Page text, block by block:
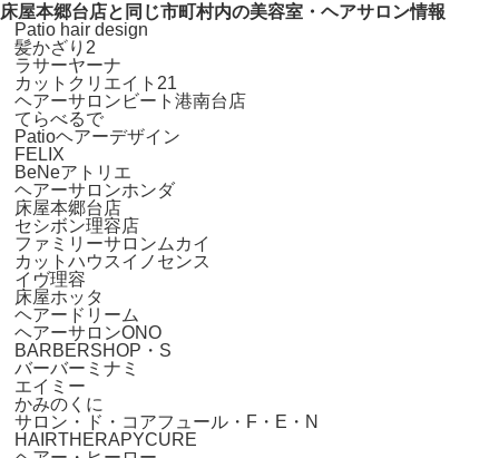
床屋本郷台店と同じ市町村内の美容室・ヘアサロン情報
Patio hair design
髪かざり2
ラサーヤーナ
カットクリエイト21
ヘアーサロンビート港南台店
てらべるで
Patioヘアーデザイン
FELIX
BeNeアトリエ
ヘアーサロンホンダ
床屋本郷台店
セシボン理容店
ファミリーサロンムカイ
カットハウスイノセンス
イヴ理容
床屋ホッタ
ヘアードリーム
ヘアーサロンONO
BARBERSHOP・S
バーバーミナミ
エイミー
かみのくに
サロン・ド・コアフュール・F・E・N
HAIRTHERAPYCURE